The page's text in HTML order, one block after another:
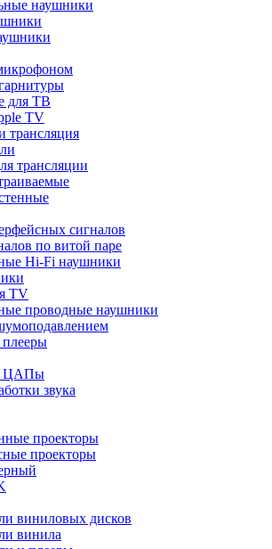
наушники
для ТВ
TV
трансляция
трансляции
сигналов
по витой паре
Hi-Fi наушники
TV
проводные наушники
ЦАПы
звука
проекторы
проекторы
виниловых дисков
винила